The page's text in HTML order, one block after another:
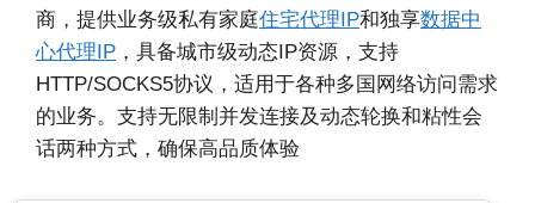
商，提供业务级私有家庭住宅代理IP和独享数据中
心代理IP ，具备城市级动态IP资源，支持
HTTP/SOCKS5协议，适用于各种多国网络访问需求
的业务。支持无限制并发连接及动态轮换和粘性会
话两种方式，确保高品质体验